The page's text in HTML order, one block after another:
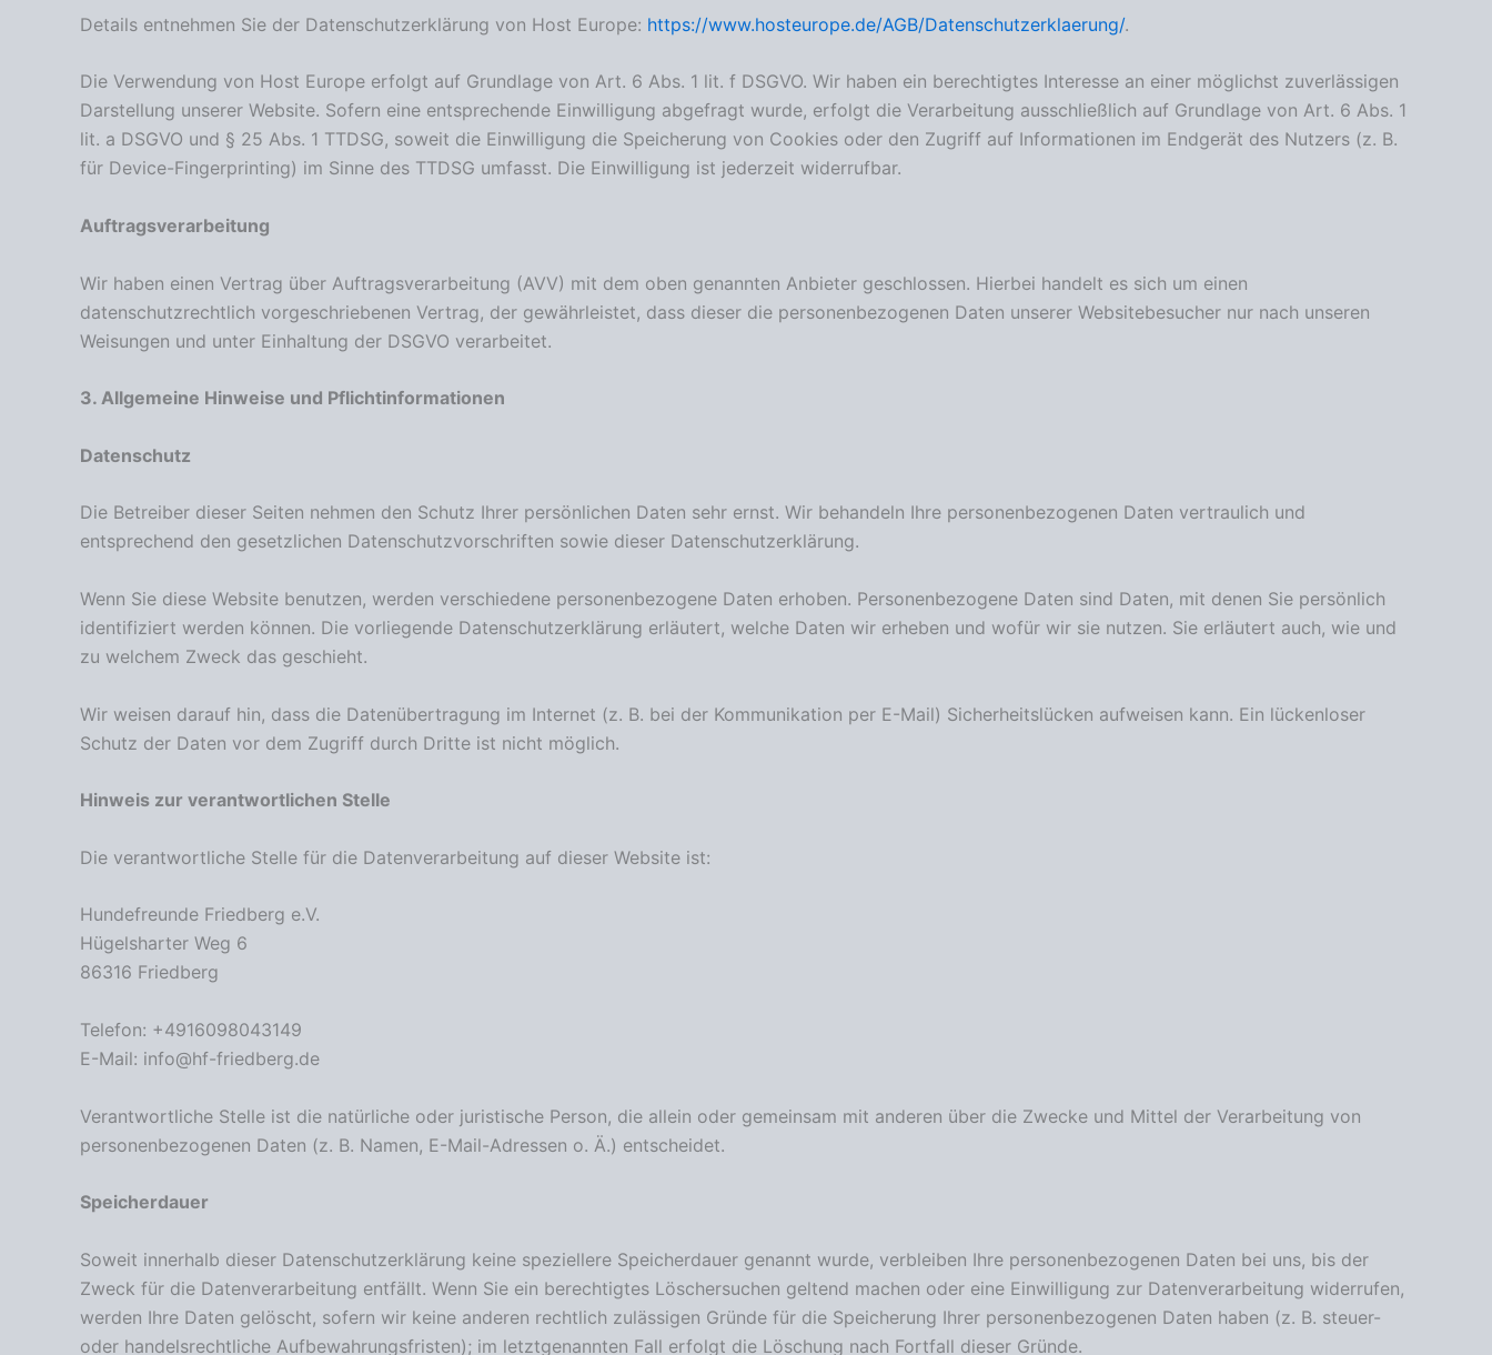
Details entnehmen Sie der Datenschutzerklärung von Host Europe: https://www.hosteurope.de/AGB/Datenschutzerklaerung/.
Die Verwendung von Host Europe erfolgt auf Grundlage von Art. 6 Abs. 1 lit. f DSGVO. Wir haben ein berechtigtes Interesse an einer möglichst zuverlässigen
Darstellung unserer Website. Sofern eine entsprechende Einwilligung abgefragt wurde, erfolgt die Verarbeitung ausschließlich auf Grundlage von Art. 6 Abs. 1
lit. a DSGVO und § 25 Abs. 1 TTDSG, soweit die Einwilligung die Speicherung von Cookies oder den Zugriff auf Informationen im Endgerät des Nutzers (z. B.
für Device-Fingerprinting) im Sinne des TTDSG umfasst. Die Einwilligung ist jederzeit widerrufbar.
Auftragsverarbeitung
Wir haben einen Vertrag über Auftragsverarbeitung (AVV) mit dem oben genannten Anbieter geschlossen. Hierbei handelt es sich um einen
datenschutzrechtlich vorgeschriebenen Vertrag, der gewährleistet, dass dieser die personenbezogenen Daten unserer Websitebesucher nur nach unseren
Weisungen und unter Einhaltung der DSGVO verarbeitet.
3. Allgemeine Hinweise und Pflicht­informationen
Datenschutz
Die Betreiber dieser Seiten nehmen den Schutz Ihrer persönlichen Daten sehr ernst. Wir behandeln Ihre personenbezogenen Daten vertraulich und
entsprechend den gesetzlichen Datenschutzvorschriften sowie dieser Datenschutzerklärung.
Wenn Sie diese Website benutzen, werden verschiedene personenbezogene Daten erhoben. Personenbezogene Daten sind Daten, mit denen Sie persönlich
identifiziert werden können. Die vorliegende Datenschutzerklärung erläutert, welche Daten wir erheben und wofür wir sie nutzen. Sie erläutert auch, wie und
zu welchem Zweck das geschieht.
Wir weisen darauf hin, dass die Datenübertragung im Internet (z. B. bei der Kommunikation per E-Mail) Sicherheitslücken aufweisen kann. Ein lückenloser
Schutz der Daten vor dem Zugriff durch Dritte ist nicht möglich.
Hinweis zur verantwortlichen Stelle
Die verantwortliche Stelle für die Datenverarbeitung auf dieser Website ist:
Hundefreunde Friedberg e.V.
Hügelsharter Weg 6
86316 Friedberg
Telefon: +4916098043149
E-Mail: info@hf-friedberg.de
Verantwortliche Stelle ist die natürliche oder juristische Person, die allein oder gemeinsam mit anderen über die Zwecke und Mittel der Verarbeitung von
personenbezogenen Daten (z. B. Namen, E-Mail-Adressen o. Ä.) entscheidet.
Speicherdauer
Soweit innerhalb dieser Datenschutzerklärung keine speziellere Speicherdauer genannt wurde, verbleiben Ihre personenbezogenen Daten bei uns, bis der
Zweck für die Datenverarbeitung entfällt. Wenn Sie ein berechtigtes Löschersuchen geltend machen oder eine Einwilligung zur Datenverarbeitung widerrufen,
werden Ihre Daten gelöscht, sofern wir keine anderen rechtlich zulässigen Gründe für die Speicherung Ihrer personenbezogenen Daten haben (z. B. steuer-
oder handelsrechtliche Aufbewahrungsfristen); im letztgenannten Fall erfolgt die Löschung nach Fortfall dieser Gründe.